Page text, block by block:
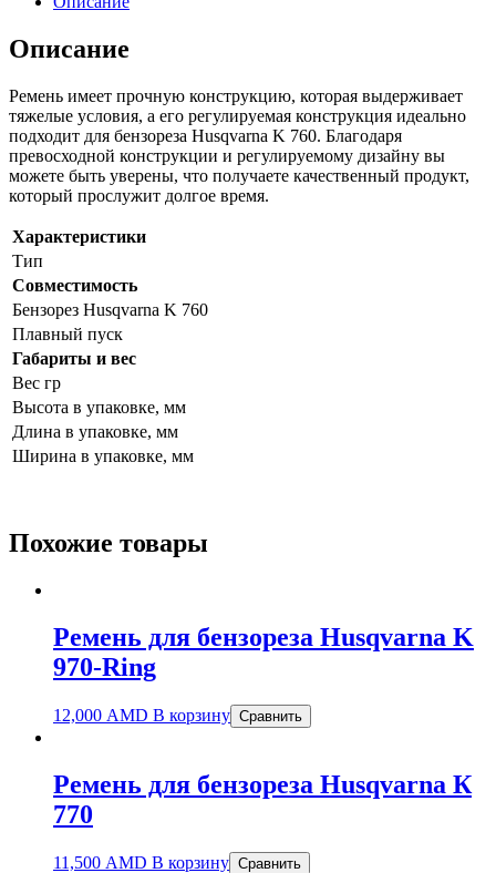
Описание
Ремень имеет прочную конструкцию, которая выдерживает
тяжелые условия, а его регулируемая конструкция идеально
подходит для бензореза Husqvarna K 760. Благодаря
превосходной конструкции и регулируемому дизайну вы
можете быть уверены, что получаете качественный продукт,
который прослужит долгое время.
Характеристики
Тип
Совместимость
Бензорез Husqvarna K 760
Плавный пуск
Габариты и вес
Вес гр
Высота в упаковке, мм
Длина в упаковке, мм
Ширина в упаковке, мм
Похожие товары
Ремень для бензореза Husqvarna K
970-Ring
12,000 AMD В корзину Сравнить
Ремень для бензореза Husqvarna К
770
11,500 AMD В корзину Сравнить